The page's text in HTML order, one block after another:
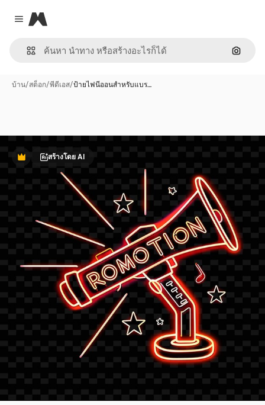
Close menu
Magnific
ค้นหา
บ้าน/สต็อก/พีดีเอส/ป้ายไฟนีออนสำหรับแบร…
พรีเมี่ยม สร้างโดย AI